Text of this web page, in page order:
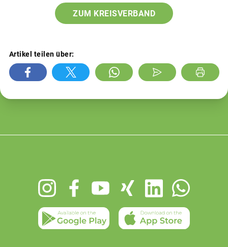
ZUM KREISVERBAND
Artikel teilen über: